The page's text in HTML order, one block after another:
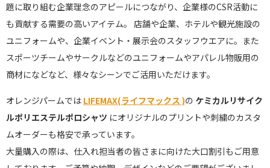
題に取り組む企業理念のアピールにつながり、企業様のCSR活動に
も貢献する需要の高いアイテム。 店舗や企業、ホテルや観光施設の
ユニフォームや、企業イベント・展示会のスタッフウエアに。また
スポーツチームやサークルなどのユニフォームやアパレル物販用の
商材になどなど、様々なシーンでご活用いただけます。
オレンジパームでは LIFEMAX(ライフマックス )の ケミカルリサイク
ルポリエステルポロシャツ にオリジナルのプリントや刺繍のカスタ
ムオーダーも格安で承っています。
大量購入の際は、仕入れ担当者の皆さまに向けた大口割引もご用意